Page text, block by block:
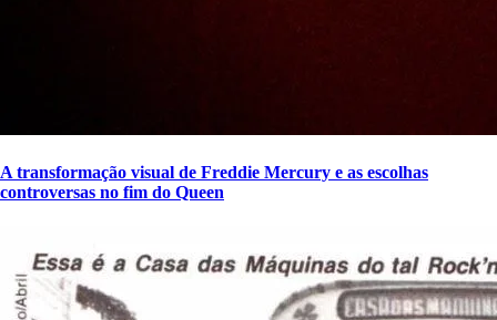
A transformação visual de Freddie Mercury e as escolhas
controversas no fim do Queen